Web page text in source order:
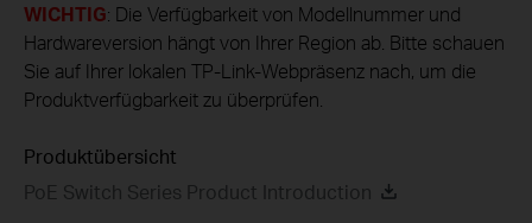
WICHTIG: Die Verfügbarkeit von Modellnummer und
Hardwareversion hängt von Ihrer Region ab. Bitte schauen
Sie auf Ihrer lokalen TP-Link-Webpräsenz nach, um die
Produktverfügbarkeit zu überprüfen.
Produktübersicht
PoE Switch Series Product Introduction